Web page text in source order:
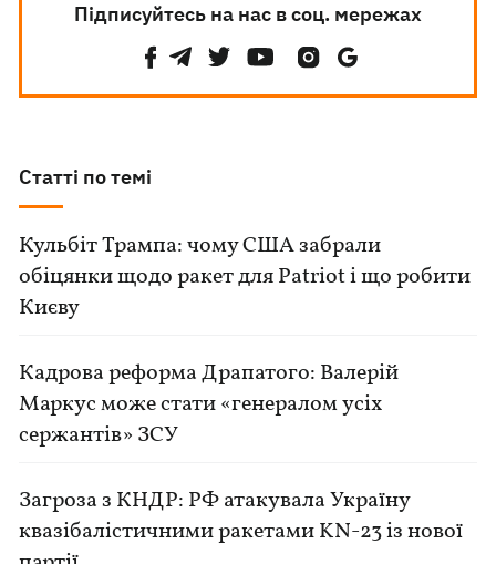
Підписуйтесь на нас в соц. мережах
Статті по темі
Кульбіт Трампа: чому США забрали
обіцянки щодо ракет для Patriot і що робити
Києву
Кадрова реформа Драпатого: Валерій
Маркус може стати «генералом усіх
сержантів» ЗСУ
Загроза з КНДР: РФ атакувала Україну
квазібалістичними ракетами KN-23 із нової